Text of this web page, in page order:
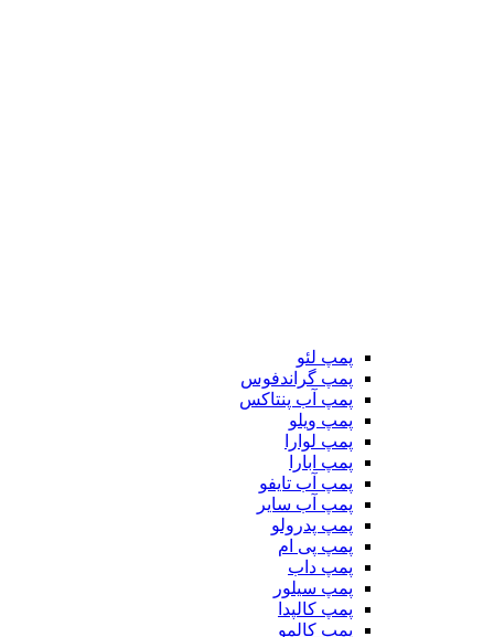
پمپ لئو
پمپ گراندفوس
پمپ آب پنتاکس
پمپ ویلو
پمپ لوارا
پمپ ابارا
پمپ آب تایفو
پمپ آب سایر
پمپ پدرولو
پمپ پی ام
پمپ داب
پمپ سیلور
پمپ کالپدا
پمپ کالمو